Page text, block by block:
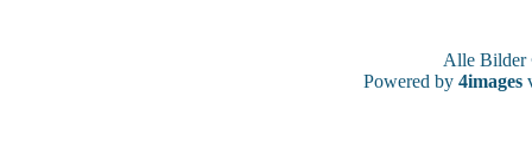
Alle
Powered by 4images